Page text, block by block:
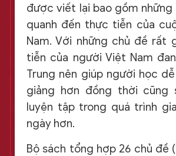
được viết lại bao gồm những
quanh đến thực tiễn của
Nam. Với những chủ đề rất
tiễn của người Việt Nam
Trung nên giúp người học
giảng hơn đồng thời cũng
luyện tập trong quá trình
ngày hơn.
Bộ sách tổng hợp 26 chủ đề (